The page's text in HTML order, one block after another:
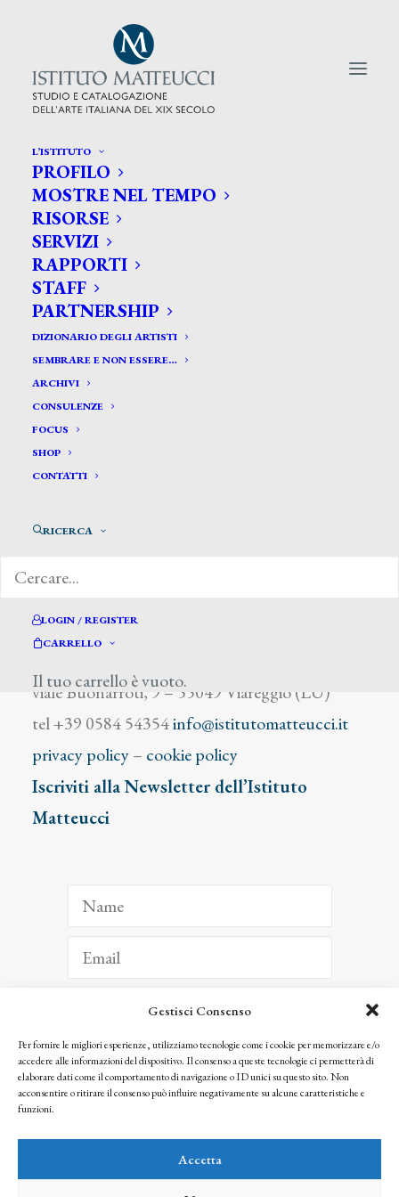
Gestisci Consenso
Per fornire le migliori esperienze, utilizziamo tecnologie come i cookie per memorizzare e/o
accedere alle informazioni del dispositivo. Il consenso a queste tecnologie ci permetterà di
elaborare dati come il comportamento di navigazione o ID unici su questo sito. Non
acconsentire o ritirare il consenso può influire negativamente su alcune caratteristiche e
funzioni.
Accetta
L’ISTITUTO
PROFILO
MOSTRE NEL TEMPO
RISORSE
SERVIZI
RAPPORTI
STAFF
PARTNERSHIP
DIZIONARIO DEGLI ARTISTI
SEMBRARE E NON ESSERE…
ARCHIVI
CONSULENZE
FOCUS
SHOP
CONTATTI
RICERCA
LOGIN / REGISTER
CARRELLO
Il tuo carrello è vuoto.
CERCA TRA GLI ARTISTI:
Search
for:
D’Onofrio G.
viale Buonarroti, 9 – 55049 Viareggio (LU)
tel +39 0584 54354info@istitutomatteucci.it
privacy policy– cookie policy
Iscriviti alla Newsletter dell’Istituto
Matteucci
ISCRIVITI
Facendo clic per iscriverti, riconosci che le tue informazioni saranno trattate
seguendo la nostra Privacy Policy
© 2025 Istituto Matteucci. All right reserved
l’autorizzazione scritta dei proprietari dei diritti e dell’Istituto Matteucci